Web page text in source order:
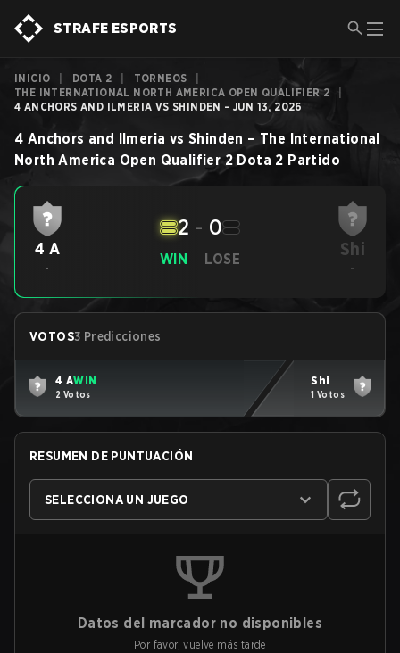
STRAFE ESPORTS
INICIO DOTA 2 TORNEOS
THE INTERNATIONAL NORTH AMERICA OPEN QUALIFIER 2
4 ANCHORS AND ILMERIA VS SHINDEN - JUN 13, 2026
4 Anchors and Ilmeria vs Shinden – The International
North America Open Qualifier 2 Dota 2 Partido
4 A
-
WIN
2 - 0
LOSE Shi
-
VOTOS3 Predicciones
4 AWIN
2 Votos
Shi
1 Votos
RESUMEN DE PUNTUACIÓN
SELECCIONA UN JUEGO
Datos del marcador no disponibles
Por favor, vuelve más tarde